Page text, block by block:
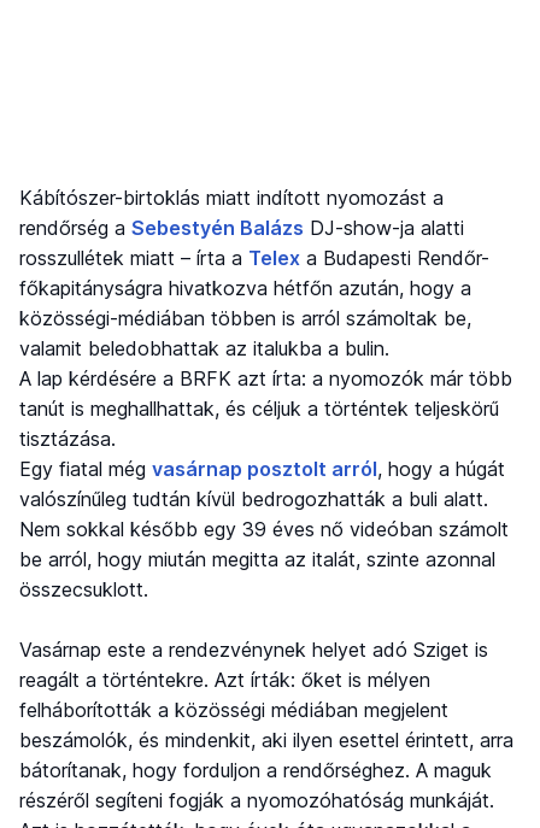
Kábítószer-birtoklás miatt indított nyomozást a
rendőrség a Sebestyén Balázs DJ-show-ja alatti
rosszullétek miatt – írta a Telex a Budapesti Rendőr-
főkapitányságra hivatkozva hétfőn azután, hogy a
közösségi-médiában többen is arról számoltak be,
valamit beledobhattak az italukba a bulin.
A lap kérdésére a BRFK azt írta: a nyomozók már több
tanút is meghallhattak, és céljuk a történtek teljeskörű
tisztázása.
Egy fiatal még vasárnap posztolt arról, hogy a húgát
valószínűleg tudtán kívül bedrogozhatták a buli alatt.
Nem sokkal később egy 39 éves nő videóban számolt
be arról, hogy miután megitta az italát, szinte azonnal
összecsuklott.
Vasárnap este a rendezvénynek helyet adó Sziget is
reagált a történtekre. Azt írták: őket is mélyen
felháborították a közösségi médiában megjelent
beszámolók, és mindenkit, aki ilyen esettel érintett, arra
bátorítanak, hogy forduljon a rendőrséghez. A maguk
részéről segíteni fogják a nyomozóhatóság munkáját.